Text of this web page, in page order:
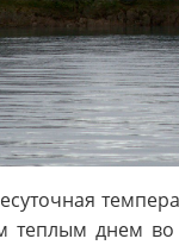
теплым днем во